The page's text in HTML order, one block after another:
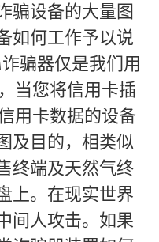
骗设备的大量图
如何工作予以说
骗器仅是我们用
当您将信用卡插
用卡数据的设备
及目的，相类似
终端及天然气终
上。在现实世界
间人攻击。如果